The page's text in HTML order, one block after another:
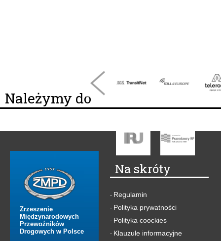
Należymy do
Zrzeszenie
Międzynarodowych
Przewoźników
Drogowych w Polsce
Na skróty
- Regulamin
- Polityka prywatności
- Polityka coockies
- Klauzule informacyjne